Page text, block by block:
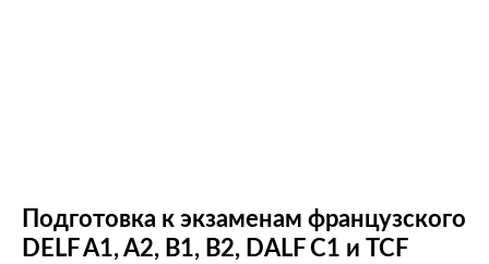
Подготовка к экзаменам французского
DELF A1, A2, B1, B2, DALF С1 и TCF